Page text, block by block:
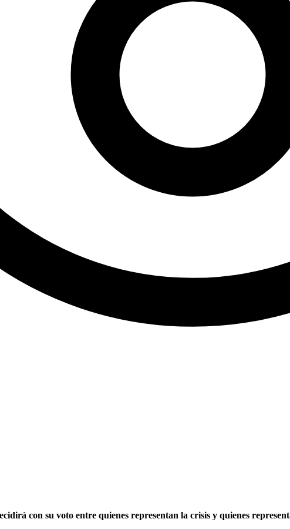
con su voto entre quienes representan la crisis y quienes